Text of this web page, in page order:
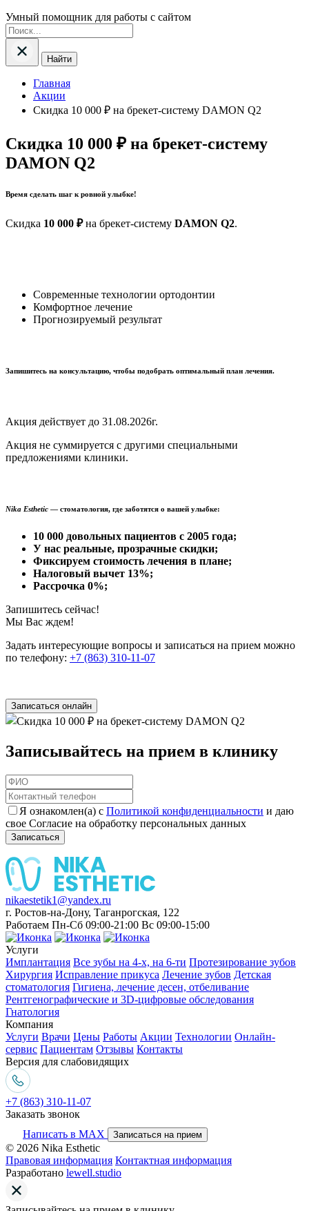
Умный помощник для работы с сайтом
Найти
Главная
Акции
Скидка 10 000 ₽ на брекет-систему DAMON Q2
Скидка 10 000 ₽ на брекет-систему
DAMON Q2
Время сделать шаг к ровной улыбке!
Скидка 10 000 ₽на брекет-систему DAMON Q2.
Современные технологии ортодонтии
Комфортное лечение
Прогнозируемый результат
Запишитесь на консультацию, чтобы подобрать оптимальный план лечения.
Акция действует до 31.08.2026г.
Акция не суммируется с другими специальными
предложениями клиники.
Nika Esthetic — стоматология, где заботятся о вашей улыбке:
10 000 довольных пациентов с 2005 года;
У нас реальные, прозрачные скидки;
Фиксируем стоимость лечения в плане;
Налоговый вычет 13%;
Рассрочка 0%;
Запишитесь сейчас!
Мы Вас ждем!
Задать интересующие вопросы и записаться на прием можно
по телефону: +7 (863) 310-11-07
Записаться онлайн
Записывайтесь на прием в клинику
Я ознакомлен(а) с Политикой конфиденциальности и даю
свое Согласие на обработку персональных данных
Записаться
nikaestetik1@yandex.ru
г. Ростов-на-Дону, Таганрогская, 122
Работаем Пн-Сб 09:00-21:00 Вс 09:00-15:00
Услуги
Имплантация Все зубы на 4-х, на 6-ти Протезирование зубов
Хирургия Исправление прикуса Лечение зубов Детская
стоматология Гигиена, лечение десен, отбеливание
Рентгенографические и 3D-цифровые обследования
Гнатология
Компания
Услуги Врачи Цены Работы Акции Технологии Онлайн-
сервис Пациентам Отзывы Контакты
Версия для слабовидящих
+7 (863) 310-11-07
Заказать звонок
Написать в MAX
Записаться на прием
© 2026 Nika Esthetic
Правовая информация Контактная информация
Разработано lewell.studio